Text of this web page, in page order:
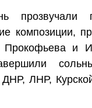
прозвучали
композиции,
и
ДНР, ЛНР,